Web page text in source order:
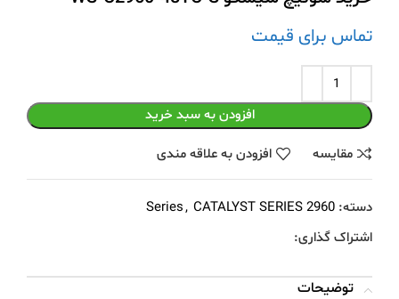
تماس برای قیمت
افزودن به سبد خرید
مقايسه افزودن به علاقه مندی
دسته: 2960 Series
, CATALYST SERIES
اشتراک گذاری:
توضیحات